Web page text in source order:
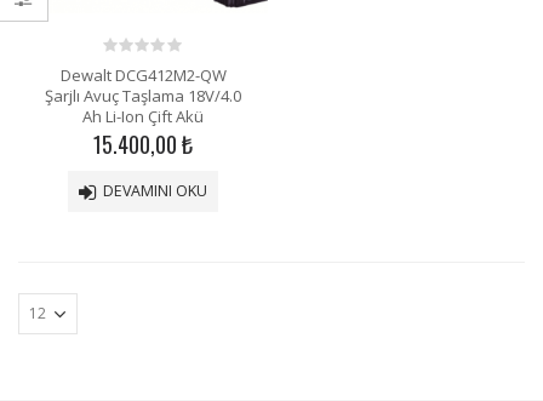
0
out
of
5
Dewalt DCG412M2-QW
Şarjlı Avuç Taşlama 18V/4.0
Ah Li-Ion Çift Akü
15.400,00₺
DEVAMINI OKU